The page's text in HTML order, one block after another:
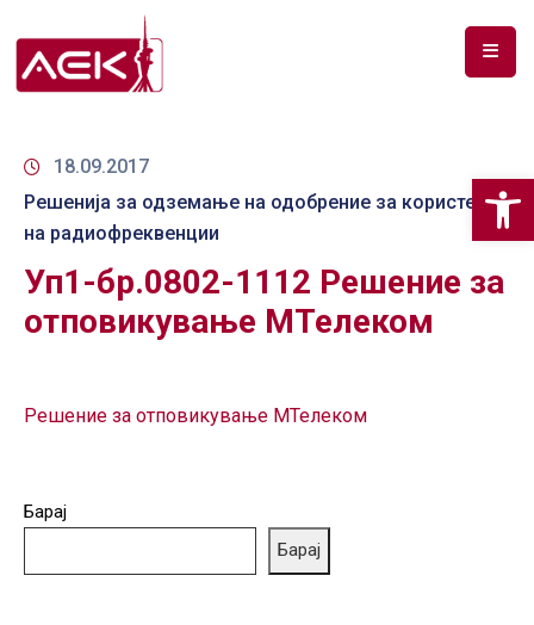
ЗА
ДОКУМЕНТИ
РФ
СПЕКТАР
ЗА
18.09.2017
Решенија за одземање на одобрение за користење
на радиофреквенции
Уп1-бр.0802-1112 Решение за
отповикување МТелеком
Решение за отповикување МТелеком
Барај
Барај